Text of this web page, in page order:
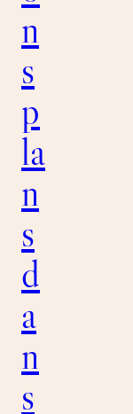
n
s
p
la
n
s
d
a
n
s